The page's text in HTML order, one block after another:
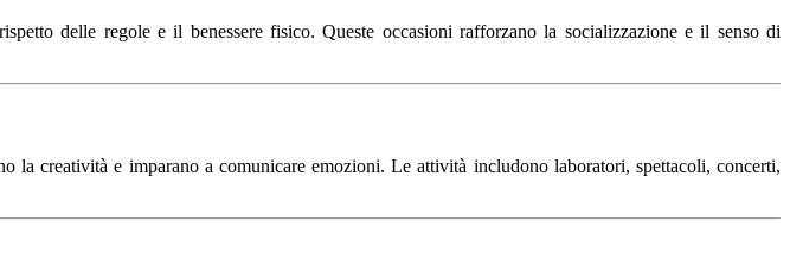
delle regole e il benessere fisico. Queste occasioni rafforzano la socializzazione e il senso di
la creatività e imparano a comunicare emozioni. Le attività includono laboratori, spettacoli, concerti,